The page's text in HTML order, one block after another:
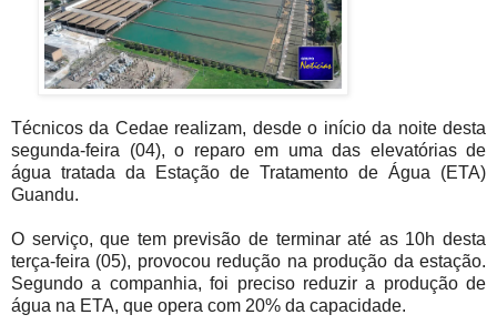
Técnicos da Cedae realizam, desde o início da noite desta
segunda-feira (04), o reparo em uma das elevatórias de
água tratada da Estação de Tratamento de Água (ETA)
Guandu.
O serviço, que tem previsão de terminar até as 10h desta
terça-feira (05), provocou redução na produção da estação.
Segundo a companhia, foi preciso reduzir a produção de
água na ETA, que opera com 20% da capacidade.